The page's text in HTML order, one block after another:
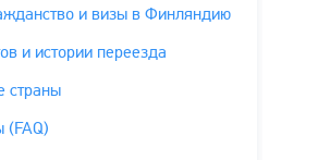
и визы в Финляндию
и истории переезда
страны
(FAQ)